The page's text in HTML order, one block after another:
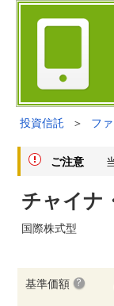
投資信託 ＞ フ
ご注意 当
チャイナ
国際株式型
基準価額